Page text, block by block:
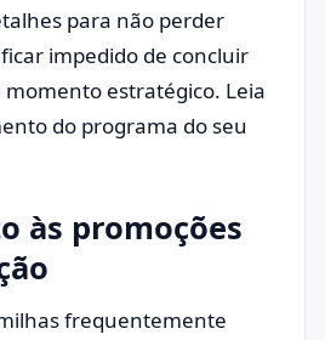
para não perder
impedido de concluir
estratégico. Leia
do programa do seu
às promoções
frequentemente